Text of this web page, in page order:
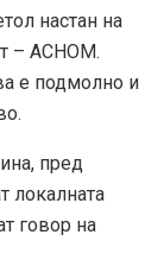
настан на
– АСНОМ.
е подмолно и
пред
локалната
говор на